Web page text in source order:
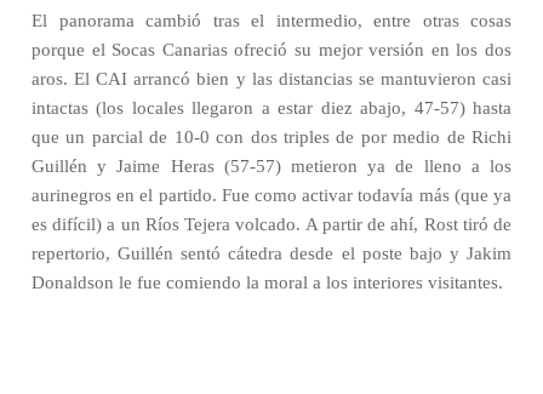
El panorama cambió tras el intermedio, entre otras cosas
porque el Socas Canarias ofreció su mejor versión en los dos
aros. El CAI arrancó bien y las distancias se mantuvieron casi
intactas (los locales llegaron a estar diez abajo, 47-57) hasta
que un parcial de 10-0 con dos triples de por medio de Richi
Guillén y Jaime Heras (57-57) metieron ya de lleno a los
aurinegros en el partido. Fue como activar todavía más (que ya
es difícil) a un Ríos Tejera volcado. A partir de ahí, Rost tiró de
repertorio, Guillén sentó cátedra desde el poste bajo y Jakim
Donaldson le fue comiendo la moral a los interiores visitantes.